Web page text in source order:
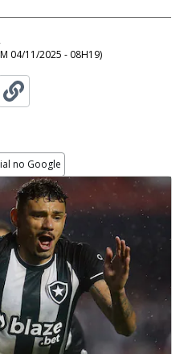
04/11/2025 - 08H19)
no Google